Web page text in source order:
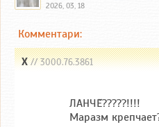
2026, 03, 18
Комментари:
Х// 3000.76.3861
ЛАНЧĔ?????!!!!
Маразм